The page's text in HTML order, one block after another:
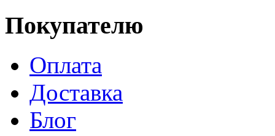
Покупателю
Оплата
Доставка
Блог